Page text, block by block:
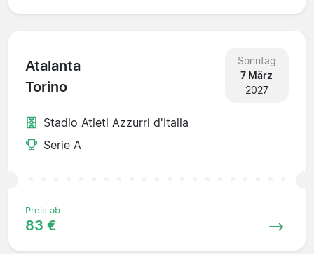
Atalanta
Torino
Sonntag
7 März
2027
Stadio Atleti Azzurri d'Italia
Serie A
Preis ab
83 €